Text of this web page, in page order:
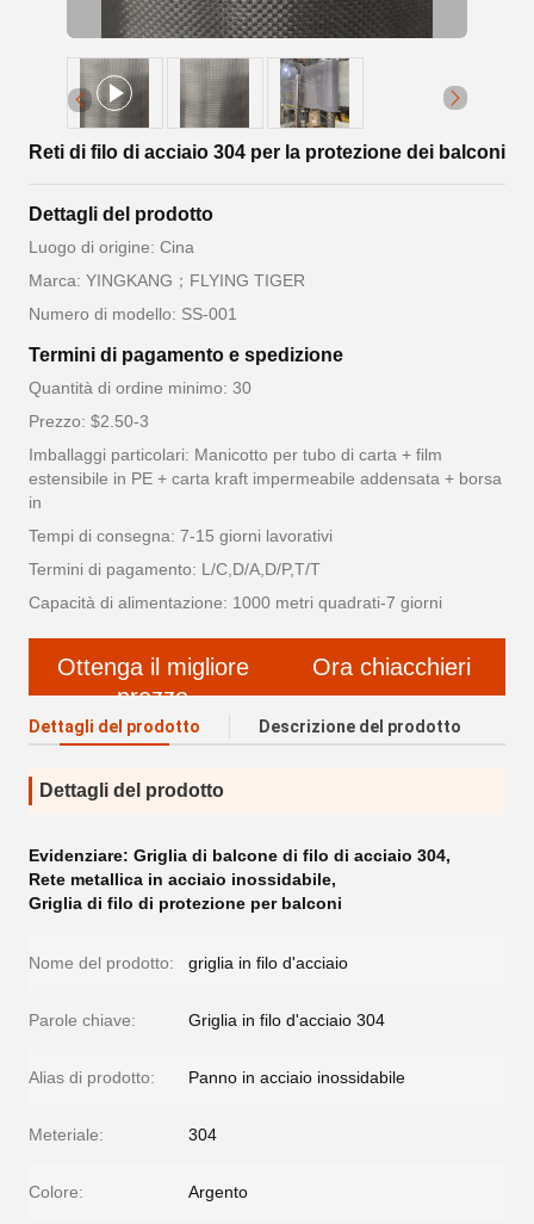
Reti di filo di acciaio 304 per la protezione dei balconi
Dettagli del prodotto
Luogo di origine: Cina
Marca: YINGKANG；FLYING TIGER
Numero di modello: SS-001
Termini di pagamento e spedizione
Quantità di ordine minimo: 30
Prezzo: $2.50-3
Imballaggi particolari: Manicotto per tubo di carta + film
estensibile in PE + carta kraft impermeabile addensata + borsa
in
Tempi di consegna: 7-15 giorni lavorativi
Termini di pagamento: L/C,D/A,D/P,T/T
Capacità di alimentazione: 1000 metri quadrati-7 giorni
Ottenga il migliore
prezzo
Ora chiacchieri
Dettagli del prodotto Descrizione del prodotto
Dettagli del prodotto
Evidenziare: Griglia di balcone di filo di acciaio 304,
Rete metallica in acciaio inossidabile,
Griglia di filo di protezione per balconi
Nome del prodotto: griglia in filo d'acciaio
Parole chiave: Griglia in filo d'acciaio 304
Alias di prodotto: Panno in acciaio inossidabile
Meteriale: 304
Colore: Argento